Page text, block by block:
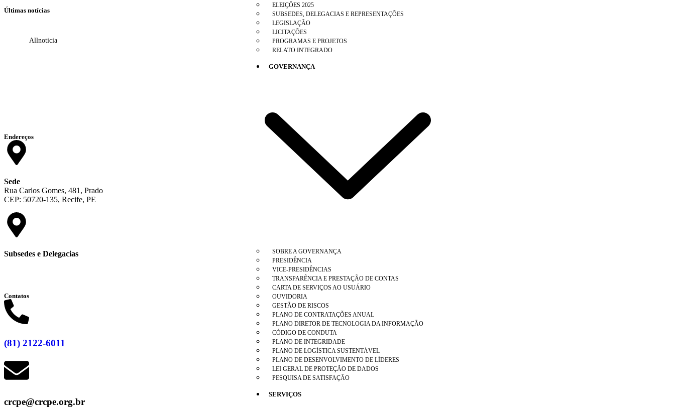
ELEIÇÕES 2025
SUBSEDES, DELEGACIAS E REPRESENTAÇÕES
LEGISLAÇÃO
LICITAÇÕES
PROGRAMAS E PROJETOS
RELATO INTEGRADO
GOVERNANÇA
SOBRE A GOVERNANÇA
PRESIDÊNCIA
VICE-PRESIDÊNCIAS
TRANSPARÊNCIA E PRESTAÇÃO DE CONTAS
CARTA DE SERVIÇOS AO USUÁRIO
OUVIDORIA
GESTÃO DE RISCOS
PLANO DE CONTRATAÇÕES ANUAL
PLANO DIRETOR DE TECNOLOGIA DA INFORMAÇÃO
CÓDIGO DE CONDUTA
PLANO DE INTEGRIDADE
PLANO DE LOGÍSTICA SUSTENTÁVEL
PLANO DE DESENVOLVIMENTO DE LÍDERES
LEI GERAL DE PROTEÇÃO DE DADOS
PESQUISA DE SATISFAÇÃO
SERVIÇOS
Últimas notícias
Allnoticia
Receita Federal emite Termo de Exclusão para devedores do Simples Nacional, incluindo MEI
Endereços
Sede
Rua Carlos Gomes, 481, Prado
CEP: 50720-135, Recife, PE
Subsedes e Delegacias
Contatos
(81) 2122-6011
crcpe@crcpe.org.br